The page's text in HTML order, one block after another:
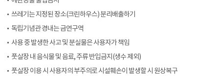
쓰레기는 지정된 장소(크린하우스) 분리배출하기
독립기념관 경내는 금연구역
사용 중 발생한 사고 및 분실물은 사용자가 책임
풋살장 내 음식물 및 음료, 주류 반입금지(생수 제외)
풋살장 이용 시 사용자의 부주의로 시설훼손이 발생할 시 원상복구